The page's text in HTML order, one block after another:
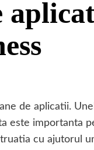
de aplicatii.
este importanta
cu ajutorul